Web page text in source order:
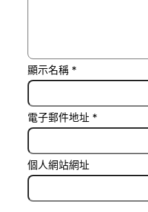
顯示名稱 *
電子郵件地址 *
個人網站網址